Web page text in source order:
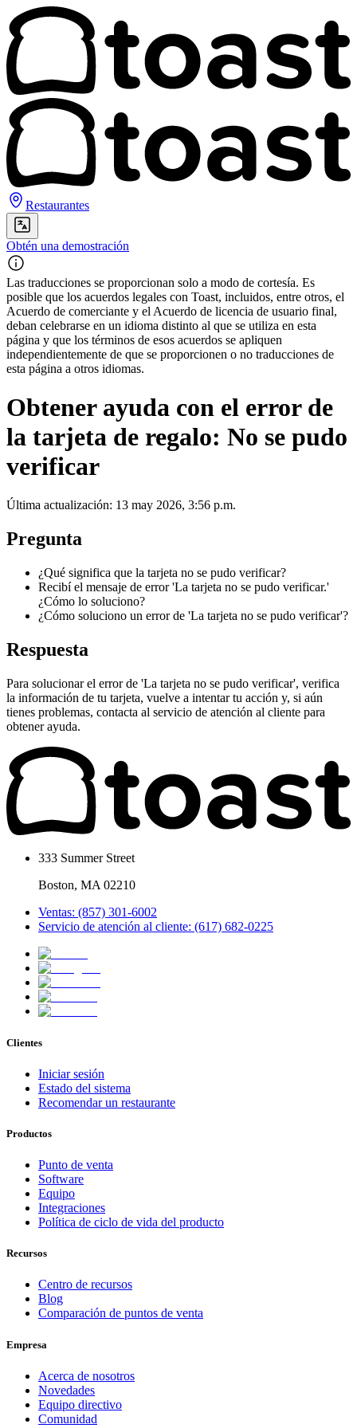
Restaurantes
Obtén una demostración
Las traducciones se proporcionan solo a modo de cortesía. Es
posible que los acuerdos legales con Toast, incluidos, entre otros, el
Acuerdo de comerciante y el Acuerdo de licencia de usuario final,
deban celebrarse en un idioma distinto al que se utiliza en esta
página y que los términos de esos acuerdos se apliquen
independientemente de que se proporcionen o no traducciones de
esta página a otros idiomas.
Obtener ayuda con el error de
la tarjeta de regalo: No se pudo
verificar
Última actualización: 13 may 2026, 3:56 p.m.
Pregunta
¿Qué significa que la tarjeta no se pudo verificar?
Recibí el mensaje de error 'La tarjeta no se pudo verificar.'
¿Cómo lo soluciono?
¿Cómo soluciono un error de 'La tarjeta no se pudo verificar'?
Respuesta
Para solucionar el error de 'La tarjeta no se pudo verificar', verifica
la información de tu tarjeta, vuelve a intentar tu acción y, si aún
tienes problemas, contacta al servicio de atención al cliente para
obtener ayuda.
333 Summer Street
Boston, MA 02210
Ventas: (857) 301-6002
Servicio de atención al cliente: (617) 682-0225
Clientes
Iniciar sesión
Estado del sistema
Recomendar un restaurante
Productos
Punto de venta
Software
Equipo
Integraciones
Política de ciclo de vida del producto
Recursos
Centro de recursos
Blog
Comparación de puntos de venta
Empresa
Acerca de nosotros
Novedades
Equipo directivo
Comunidad